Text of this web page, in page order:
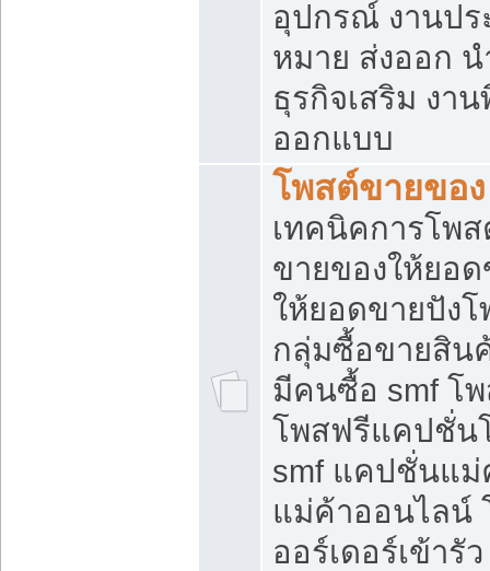
อุปกรณ์ งานป
หมาย ส่งออก น
ธุรกิจเสริม งา
ออกแบบ
โพสต์ขายของ
เทคนิคการโพ
ขายของให้ยอ
ให้ยอดขายปัง
กลุ่มซื้อขายสิน
มีคนซื้อ smf โ
โพสฟรีแคปชั่น
smf แคปชั่นแ
แม่ค้าออนไลน์
ออร์เดอร์เข้ารั